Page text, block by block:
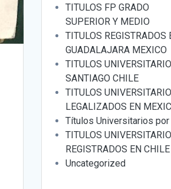
TITULOS FP GRADO
SUPERIOR Y MEDIO
TITULOS REGISTRADOS
GUADALAJARA MEXICO
TITULOS
SANTIAGO CHILE
TITULOS
LEGALIZADOS EN
Títulos Universitarios
TITULOS
REGISTRADOS EN CHILE
Uncategorized